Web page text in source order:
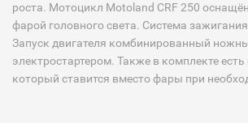
роста. Мотоцикл Motoland CRF 250
фарой головного света. Система
Запуск двигателя комбинированный
электростартером. Также в комплекте
который ставится вместо фары при